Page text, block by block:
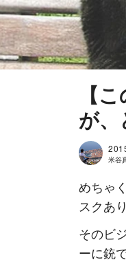
【
が、
米谷
めちゃ
スクあ
そのビ
ーに銃